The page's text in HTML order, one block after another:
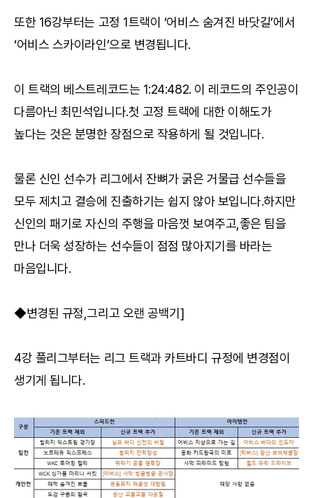
또한 16강부터는 고정 1트랙이 ‘어비스 숨겨진 바닷길’에서
‘어비스 스카이라인’으로 변경됩니다.
이 트랙의 베스트레코드는 1:24:482. 이 레코드의 주인공이
다름아닌 최민석입니다.첫 고정 트랙에 대한 이해도가
높다는 것은 분명한 장점으로 작용하게 될 것입니다.
물론 신인 선수가 리그에서 잔뼈가 굵은 거물급 선수들을
모두 제치고 결승에 진출하기는 쉽지 않아 보입니다.하지만
신인의 패기로 자신의 주행을 마음껏 보여주고,좋은 팀을
만나 더욱 성장하는 선수들이 점점 많아지기를 바라는
마음입니다.
◆변경된 규정,그리고 오랜 공백기]
4강 풀리그부터는 리그 트랙과 카트바디 규정에 변경점이
생기게 됩니다.